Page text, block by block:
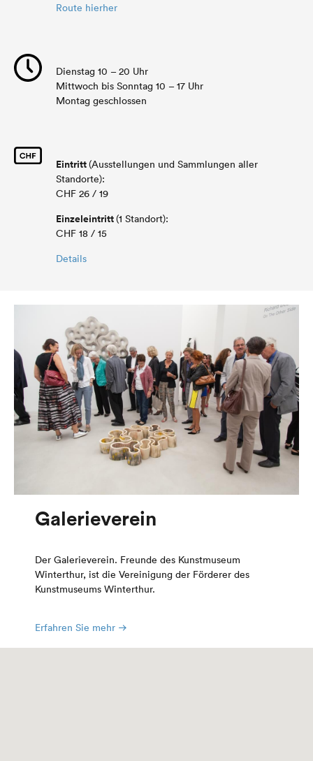
Route hierher
Dienstag 10 – 20 Uhr
Mittwoch bis Sonntag 10 – 17 Uhr
Montag geschlossen
Eintritt(Ausstellungen und Sammlungen aller
Standorte):
CHF 26 / 19
Einzeleintritt(1 Standort):
CHF 18 / 15
Details
Galerieverein
Der Galerieverein. Freunde des Kunstmuseum
Winterthur, ist die Vereinigung der Förderer des
Kunstmuseums Winterthur.
Erfahren Sie mehr